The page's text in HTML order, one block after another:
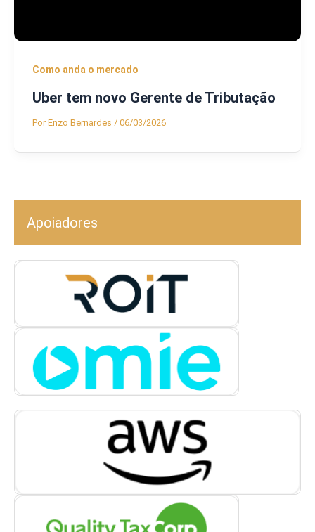
Como anda o mercado
Uber tem novo Gerente de Tributação
PorEnzo Bernardes / 06/03/2026
Apoiadores